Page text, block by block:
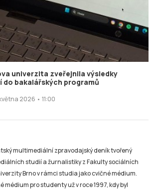
univerzita zveřejnila výsledky
do bakalářských programů
2026 • 11:00
multimediální zpravodajský deník tvořený
studií a žurnalistiky z Fakulty sociálních
Brno v rámci studia jako cvičné médium.
médium pro studenty už v roce 1997, kdy byl